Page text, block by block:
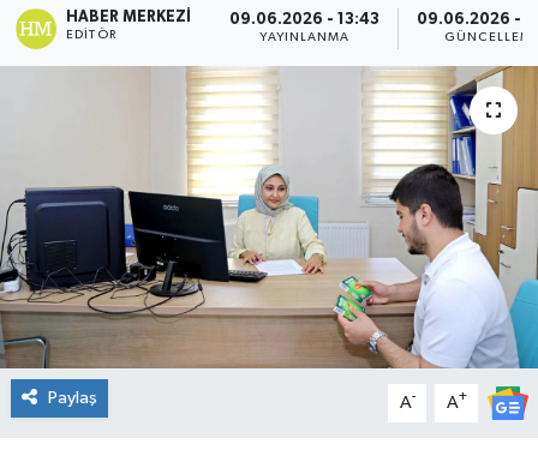
HABER MERKEZI
EDITÖR
09.06.2026 - 13:43
YAYINLANMA
09.06.2026 -
Paylaş A- A+
Ekonomi
Gündem
İlim & İrfan
Kültür & Sanat
KURDÎ
Haber Arşivi